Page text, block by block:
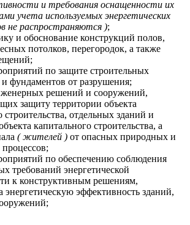
и требования оснащенности их
учета используемых энергетических
не распространяются );
и обоснование конструкций полов,
потолков, перегородок, а также
по защите строительных
фундаментов от разрушения;
решений и сооружений,
защиту территории объекта
строительства, отдельных зданий и
капитального строительства, а
( жителей ) от опасных природных и
по обеспечению соблюдения
требований энергетической
к конструктивным решениям,
эффективность зданий,